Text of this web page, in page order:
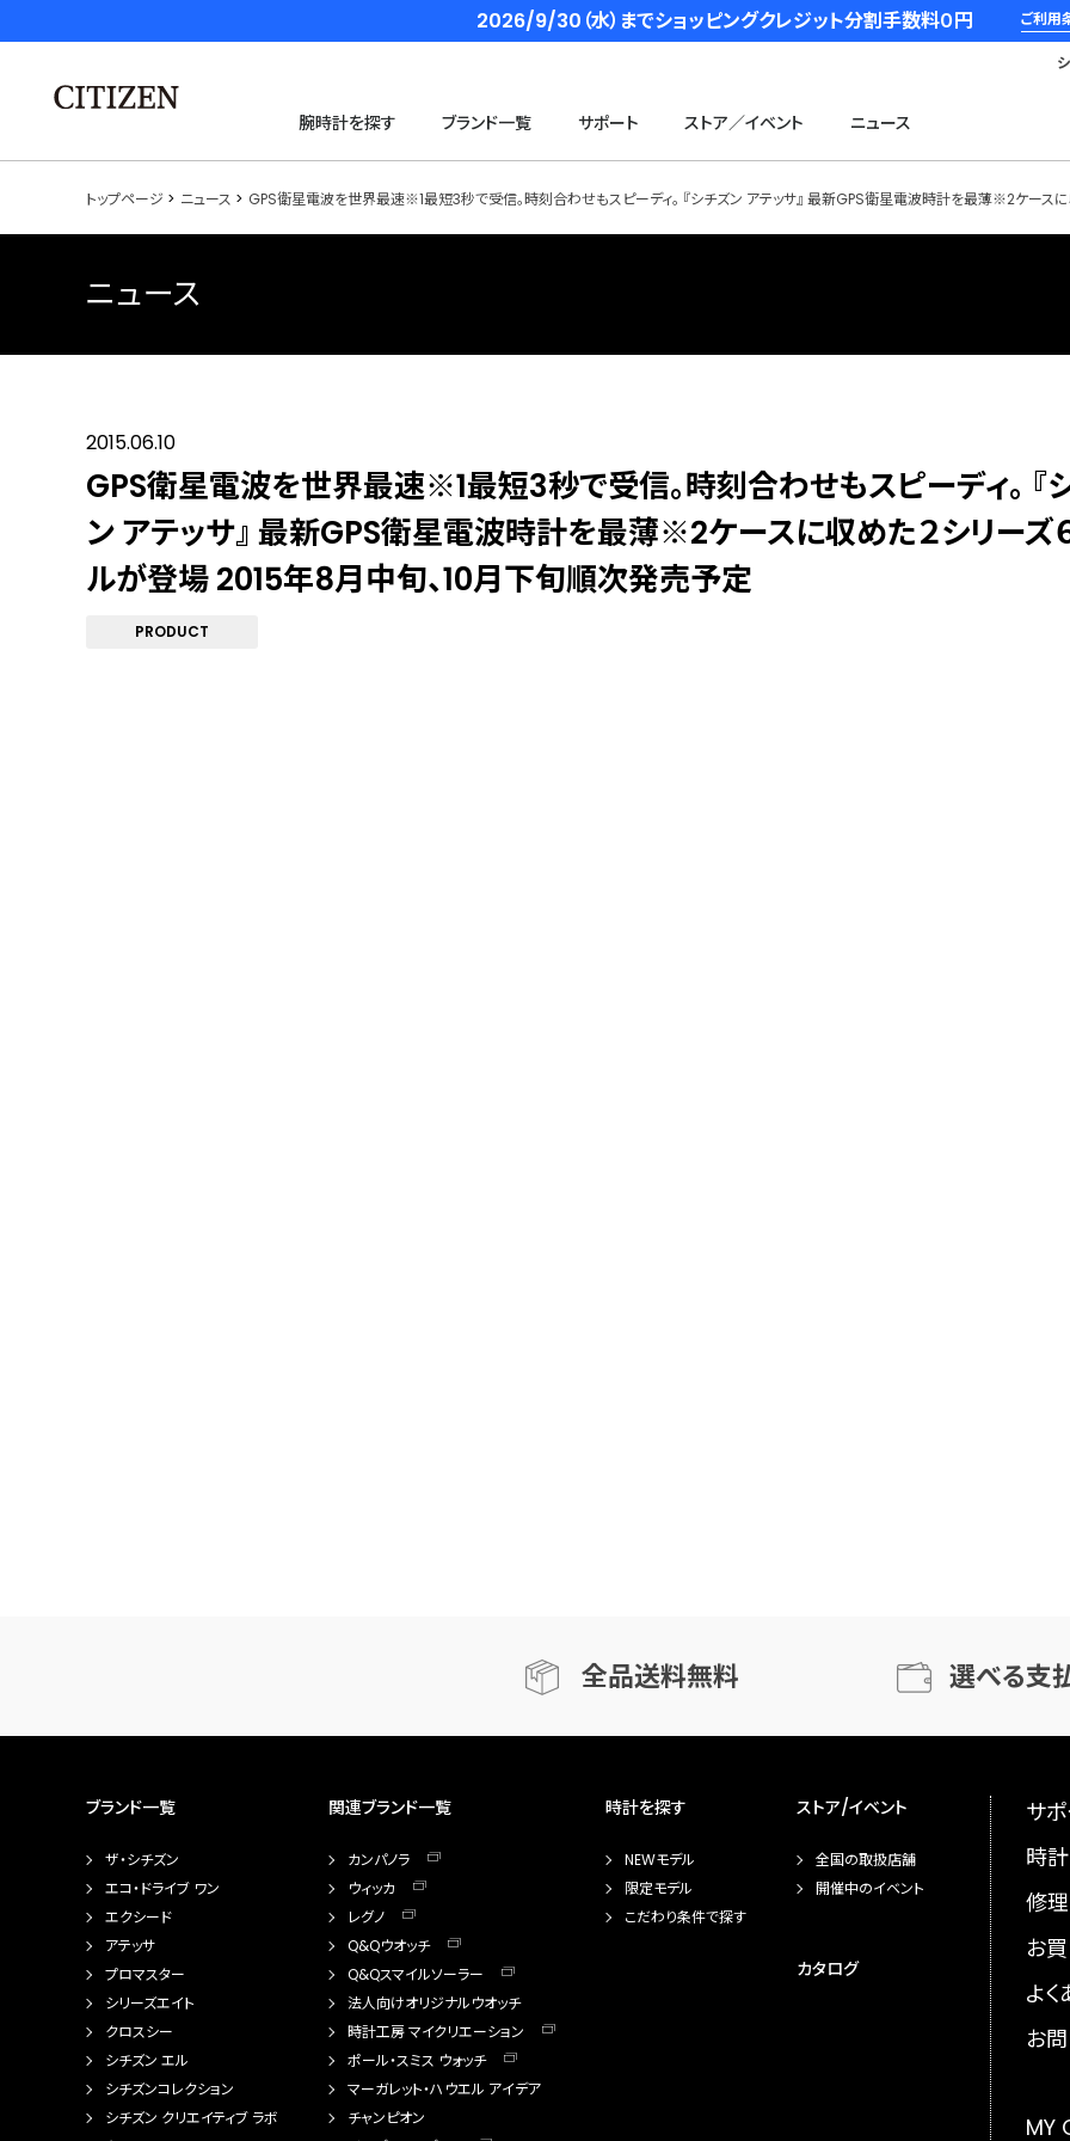
2026/9/30（水）までショッピングクレジット分割手数料０円 ご利用
腕時計を探す ブランド一覧 サポート ストア／イベント ニュース
トップページ ニュース GPS衛星電波を世界最速※1最短3秒で受信。時刻合わせもスピーディ。 『シチズン アテッサ』 最新GPS衛星電波時計を最薄※2ケー
ニュース
2015.06.10
GPS衛星電波を世界最速※1最短3秒で受信。時刻合わせもスピーディ。 『
ン アテッサ』 最新GPS衛星電波時計を最薄※2ケースに収めた２シリーズ
ルが登場 2015年8月中旬、10月下旬順次発売予定
PRODUCT
全品送料無料 選べる支
ブランド一覧
ザ・シチズン
エコ・ドライブ ワン
エクシード
アテッサ
プロマスター
シリーズエイト
クロスシー
シチズン エル
シチズンコレクション
シチズン クリエイティブ ラボ
関連ブランド一覧
カンパノラ
ウィッカ
レグノ
Q&Qウオッチ
Q&Qスマイルソーラー
法人向けオリジナルウオッチ
時計工房 マイクリエーション
ポール・スミス ウォッチ
マーガレット・ハウエル アイデア
チャンピオン
時計を探す
NEWモデル
限定モデル
こだわり条件で探す
ストア/イベント
全国の取扱店舗
開催中のイベント
カタログ
サ
時
修理
お
よ
お
MY